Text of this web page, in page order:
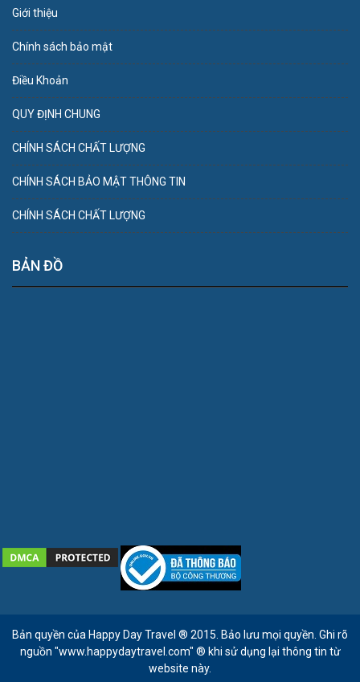
Giới thiệu
Chính sách bảo mật
Điều Khoản
QUY ĐỊNH CHUNG
CHÍNH SÁCH CHẤT LƯỢNG
CHÍNH SÁCH BẢO MẬT THÔNG TIN
CHÍNH SÁCH CHẤT LƯỢNG
BẢN ĐỒ
Bản quyền của Happy Day Travel ® 2015. Bảo lưu mọi quyền. Ghi rõ
nguồn "www.happydaytravel.com" ® khi sử dụng lại thông tin từ
website này.